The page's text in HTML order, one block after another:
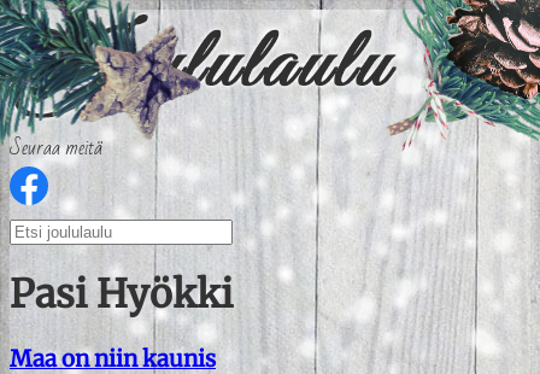
Seuraa meitä
Pasi Hyökki
Maa on niin kaunis